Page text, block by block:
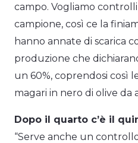
campo. Vogliamo
campione, così ce la
hanno annate di scarica
produzione che
un 60%, coprendosi così
magari in nero di olive da
Dopo il quarto c’è il
“Serve anche un